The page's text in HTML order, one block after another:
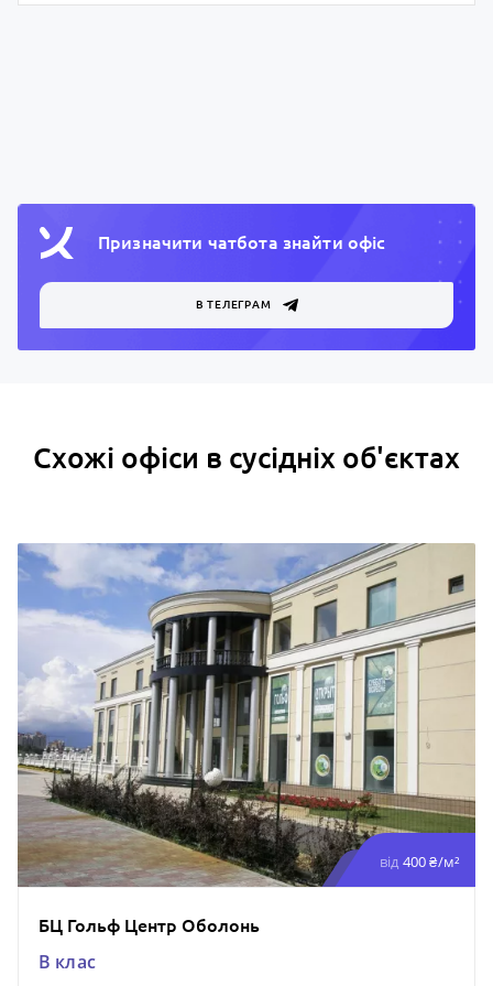
Призначити чатбота знайти офiс
В ТЕЛЕГРАМ
Схожі офіси в сусідніх об'єктах
від 400 ₴/м²
БЦ Гольф Центр Оболонь
B клас